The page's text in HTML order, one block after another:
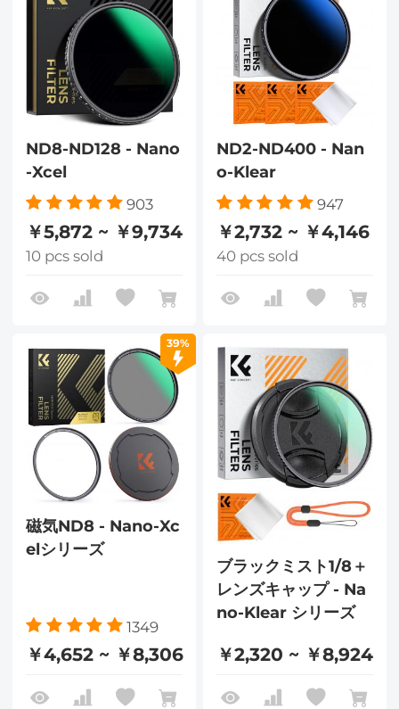
ND8-ND128 - Nano
-Xcel
903
￥5,872 ~ ￥9,734
10 pcs sold
ND2-ND400 - Nan
o-Klear
947
￥2,732 ~ ￥4,146
40 pcs sold
39%
磁気ND8 - Nano-Xc
elシリーズ
1349
￥4,652 ~ ￥8,306
ブラックミスト1/8＋
レンズキャップ - Na
no-Klear シリーズ
￥2,320 ~ ￥8,924